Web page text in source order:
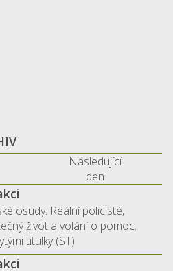
Následující
den
osudy. Reální policisté,
život a volání o pomoc.
titulky (ST)